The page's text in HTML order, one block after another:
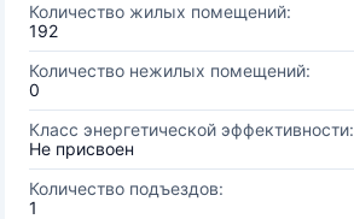
Количество жилых помещений:
192
Количество нежилых помещений:
0
Класс энергетической эффективности:
Не присвоен
Количество подъездов:
1